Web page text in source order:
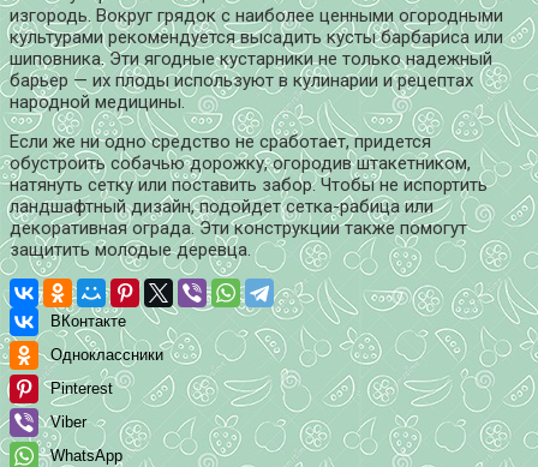
изгородь. Вокруг грядок с наиболее ценными огородными
культурами рекомендуется высадить кусты барбариса или
шиповника. Эти ягодные кустарники не только надежный
барьер — их плоды используют в кулинарии и рецептах
народной медицины.
Если же ни одно средство не сработает, придется
обустроить собачью дорожку, огородив штакетником,
натянуть сетку или поставить забор. Чтобы не испортить
ландшафтный дизайн, подойдет сетка-рабица или
декоративная ограда. Эти конструкции также помогут
защитить молодые деревца.
ВКонтакте
Одноклассники
Pinterest
Viber
WhatsApp